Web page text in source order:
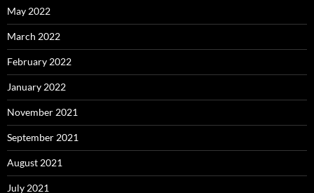
May 2022
March 2022
February 2022
January 2022
November 2021
September 2021
August 2021
July 2021